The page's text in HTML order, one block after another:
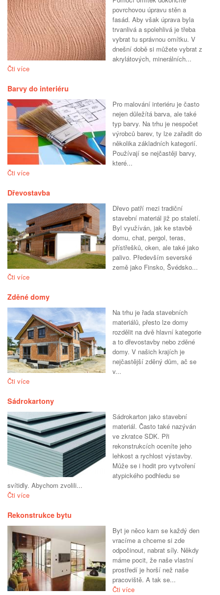
povrchovou úpravu stěn a
fasád. Aby však úprava byla
trvanlivá a spolehlivá je třeba
vybrat tu správnou omítku. V
dnešní době si můžete vybrat z
akrylátových, minerálních...
Čti více
Barvy do interiéru
Pro malování interiéru je často
nejen důležítá barva, ale také
typ barvy. Na trhu je nespočet
výrobců barev, ty lze zařadit do
několika základních kategorií.
Používají se nejčastěji barvy,
které...
Čti více
Dřevostavba
Dřevo patří mezi tradiční
stavební materiál již po staletí.
Byl využíván, jak ke stavbě
domu, chat, pergol, teras,
přístřešků, oken, ale také jako
palivo. Především severské
země jako Finsko, Švédsko...
Čti více
Zděné domy
Na trhu je řada stavebních
materiálů, přesto lze domy
rozdělit na dvě hlavní kategorie
a to dřevostavby nebo zděné
domy. V našich krajích je
nejčastější zděný dům, ač se
v...
Čti více
Sádrokartony
Sádrokarton jako stavební
materiál. Často také nazýván
ve zkratce SDK. Při
rekonstrukcích oceníte jeho
lehkost a rychlost výstavby.
Může se i hodit pro vytvoření
atypického podhledu se
svítidly. Abychom zvolili...
Čti více
Rekonstrukce bytu
Byt je něco kam se každý den
vracíme a chceme si zde
odpočinout, nabrat síly. Někdy
máme pocit, že naše vlastní
prostředí je horší než naše
pracoviště. A tak se...
Čti více